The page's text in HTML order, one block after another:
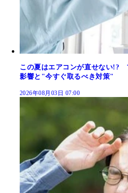
この夏はエアコンが直せない!?
影響と"今すぐ取るべき対策"
2026年08月03日 07:00